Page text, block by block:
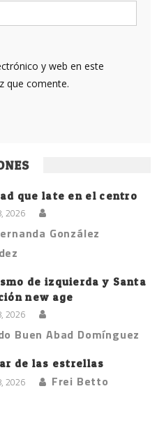
y web en este
que comente.
que late en el centro
2026
González
de izquierda y Santa
new age
2026
Buen Abad Domínguez
de las estrellas
2026 Frei Betto